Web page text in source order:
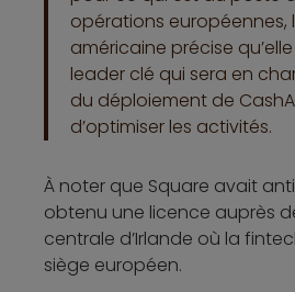
opérations européennes,
américaine précise
leader clé qui sera en
du déploiement de
d’optimiser les activités.
À noter que Square avait
obtenu une licence auprès
centrale d’Irlande où la
siège européen.